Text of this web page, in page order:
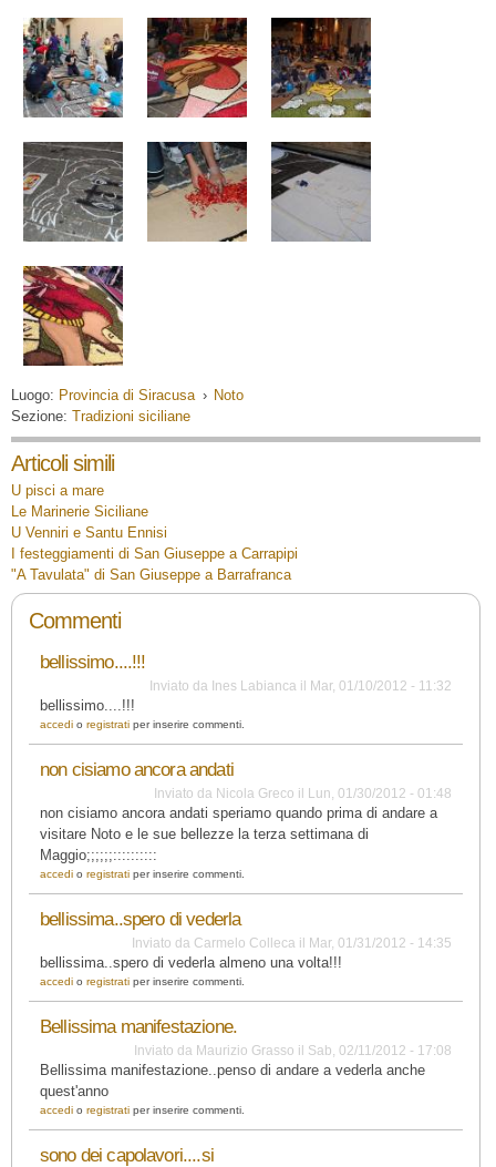
Luogo: Provincia di Siracusa › Noto
Sezione: Tradizioni siciliane
Articoli simili
U pisci a mare
Le Marinerie Siciliane
U Venniri e Santu Ennisi
I festeggiamenti di San Giuseppe a Carrapipi
"A Tavulata" di San Giuseppe a Barrafranca
Commenti
bellissimo....!!!
Inviato da Ines Labianca il Mar, 01/10/2012 - 11:32
bellissimo....!!!
accedi o registrati per inserire commenti.
non cisiamo ancora andati
Inviato da Nicola Greco il Lun, 01/30/2012 - 01:48
non cisiamo ancora andati speriamo quando prima di andare a
visitare Noto e le sue bellezze la terza settimana di
Maggio;;;;;;::::::::::
accedi o registrati per inserire commenti.
bellissima..spero di vederla
Inviato da Carmelo Colleca il Mar, 01/31/2012 - 14:35
bellissima..spero di vederla almeno una volta!!!
accedi o registrati per inserire commenti.
Bellissima manifestazione.
Inviato da Maurizio Grasso il Sab, 02/11/2012 - 17:08
Bellissima manifestazione..penso di andare a vederla anche
quest'anno
accedi o registrati per inserire commenti.
sono dei capolavori....si